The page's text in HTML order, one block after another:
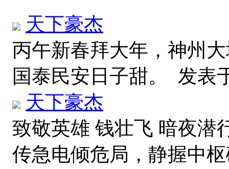
天下豪杰
丙午新春拜大年，神州
国泰民安日子甜。 发表
天下豪杰
致敬英雄 钱壮飞 暗夜潜
传急电倾危局，静握中